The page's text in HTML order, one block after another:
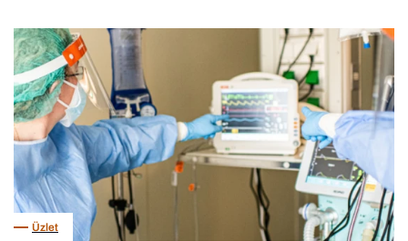
Vagy fedezze fel a következő
témákat
Üzlet Pénz Zöld Legyél jobb!
Üzlet